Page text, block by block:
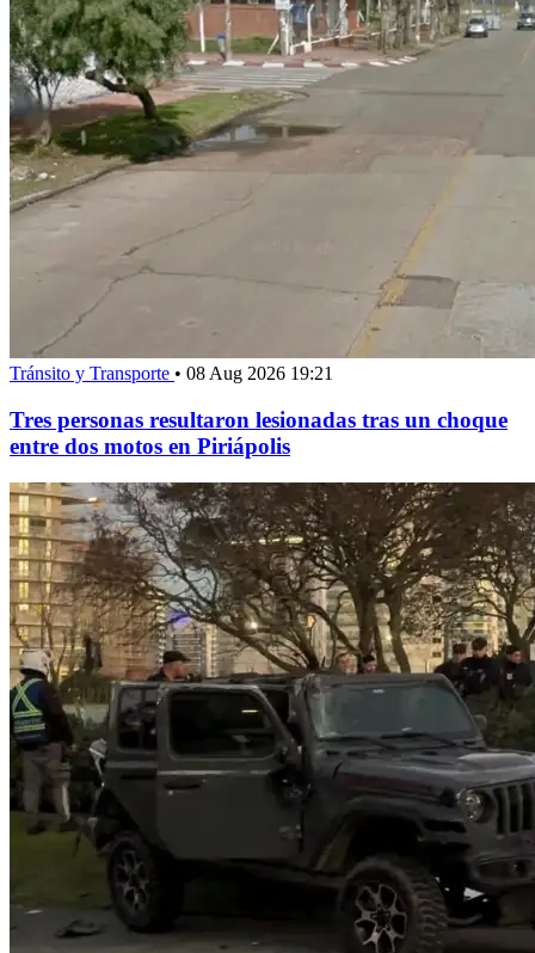
Tránsito y Transporte • 08 Aug 2026 19:21
Tres personas resultaron lesionadas tras un choque
entre dos motos en Piriápolis